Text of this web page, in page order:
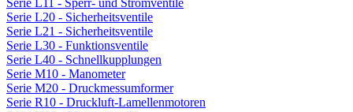
Serie L11 - Sperr- und Stromventile
Serie L20 - Sicherheitsventile
Serie L21 - Sicherheitsventile
Serie L30 - Funktionsventile
Serie L40 - Schnellkupplungen
Serie M10 - Manometer
Serie M20 - Druckmessumformer
Serie R10 - Druckluft-Lamellenmotoren